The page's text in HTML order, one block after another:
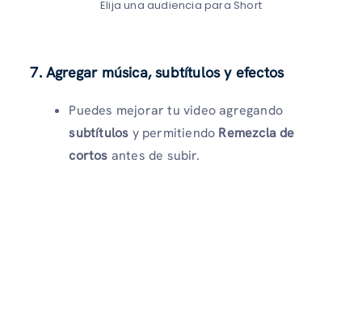
Elija una audiencia para Short
7. Agregar música, subtítulos y efectos
Puedes mejorar tu video agregando
subtítulos y permitiendo Remezcla de
cortos antes de subir.